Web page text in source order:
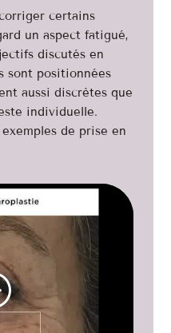
certains
un aspect fatigué,
discutés en
sont positionnées
aussi discrètes que
individuelle.
de prise en
les cookies
ce contenu